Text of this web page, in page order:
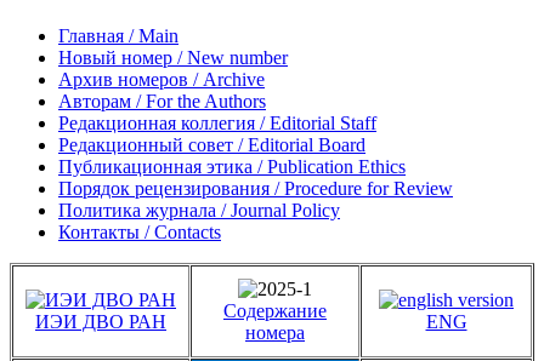
Главная / Main
Новый номер / New number
Архив номеров / Archive
Авторам / For the Authors
Редакционная коллегия / Editorial Staff
Редакционный совет / Editorial Board
Публикационная этика / Publication Ethics
Порядок рецензирования / Procedure for Review
Политика журнала / Journal Policy
Контакты / Contacts
ИЭИ ДВО РАН
Содержание
номера
ENG